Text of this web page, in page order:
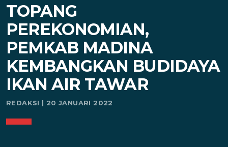
TOPANG
PEREKONOMIAN,
PEMKAB MADINA
KEMBANGKAN BUDIDAYA
IKAN AIR TAWAR
REDAKSI | 20 JANUARI 2022